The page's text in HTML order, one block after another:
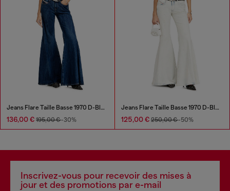
Jeans Flare Taille Basse 1970 D-Bleess
136,00 € 195,00 €-30%
Jeans Flare Taille Basse 1970 D-Bleess
125,00 € 250,00 €-50%
Inscrivez-vous pour recevoir des mises à
jour et des promotions par e-mail